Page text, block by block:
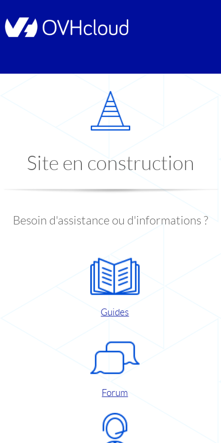
Site en construction
Besoin d'assistance ou d'informations ?
Guides
Forum